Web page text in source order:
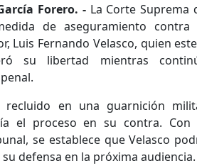
Forero. -La Corte Suprema
de aseguramiento contra
Luis Fernando Velasco, quien
su libertad mientras
recluido en una guarnición
el proceso en su contra. Con
se establece que Velasco
defensa en la próxima audiencia.